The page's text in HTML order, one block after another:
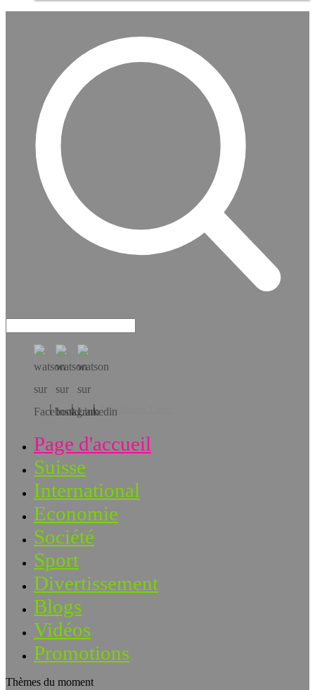
Téléchargez l’app!
Page d'accueil
Suisse
International
Economie
Société
Sport
Divertissement
Blogs
Vidéos
Promotions
Thèmes du moment